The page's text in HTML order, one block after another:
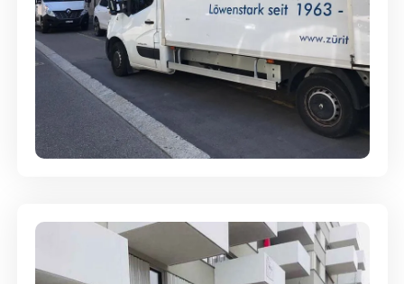
Full-Service - Für Privatumzüge